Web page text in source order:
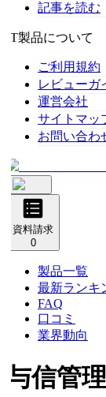
記事を読む
製品について
ご利用規約
レビューガイ
運営会社
サイトマップ
お問い合わせ
資料請求
製品一覧
最新ランキン
FAQ
口コミ
業界動向
信管理